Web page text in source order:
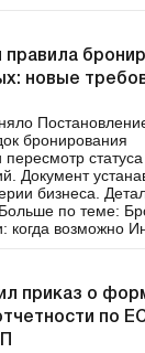
новые
бронирования
статуса
Документ
бизнеса.
по теме:
когда возможно
приказ о
по